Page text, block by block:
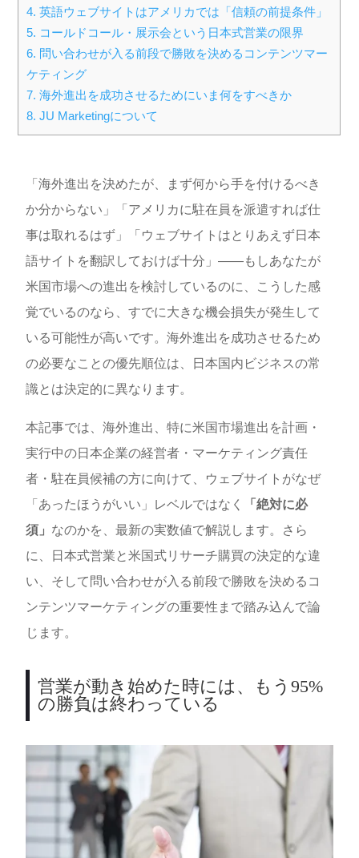
4. 英語ウェブサイトはアメリカでは「信頼の前提条件」
5. コールドコール・展示会という日本式営業の限界
6. 問い合わせが入る前段で勝敗を決めるコンテンツマー
ケティング
7. 海外進出を成功させるためにいま何をすべきか
8. JU Marketingについて
「海外進出を決めたが、まず何から手を付けるべき
か分からない」「アメリカに駐在員を派遣すれば仕
事は取れるはず」「ウェブサイトはとりあえず日本
語サイトを翻訳しておけば十分」——もしあなたが
米国市場への進出を検討しているのに、こうした感
覚でいるのなら、すでに大きな機会損失が発生して
いる可能性が高いです。海外進出を成功させるため
の必要なことの優先順位は、日本国内ビジネスの常
識とは決定的に異なります。
本記事では、海外進出、特に米国市場進出を計画・
実行中の日本企業の経営者・マーケティング責任
者・駐在員候補の方に向けて、ウェブサイトがなぜ
「あったほうがいい」レベルではなく
「絶対に必
須」 なのかを、最新の実数値で解説します。さら
に、日本式営業と米国式リサーチ購買の決定的な違
い、そして問い合わせが入る前段で勝敗を決めるコ
ンテンツマーケティングの重要性まで踏み込んで論
じます。
営業が動き始めた時には、もう95%
の勝負は終わっている